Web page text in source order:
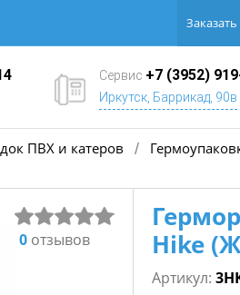
Сервис +7 (3952)
Иркутск, Баррикад, 90в
ПВХ и катеров /
0отзывов
Hike
Артикул: